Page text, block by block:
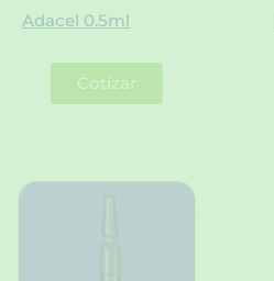
Adacel 0.5ml
Cotizar